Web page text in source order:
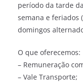
período da tarde
semana e feriados
domingos
O que oferecemos:
– Remuneração
– Vale Transporte;